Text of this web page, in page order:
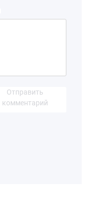
Отправить
комментарий